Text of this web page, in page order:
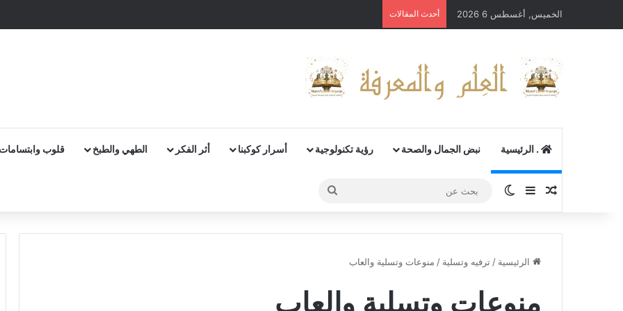
الخميس, أغسطس 6 2026 أحدث المقالات
. الرئيسية نبض الجمال والصحة رؤية تكنولوجية أسرار كوكبنا أثر الفكر الطهي والطبخ قلوب وابتسامات
مقال عشوائي
إضافة عمود جانبي
الوضع المظلم
بحث
عن
الرئيسية / ترفيه وتسلية / منوعات وتسلية والعاب
منوعات وتسلية والعاب